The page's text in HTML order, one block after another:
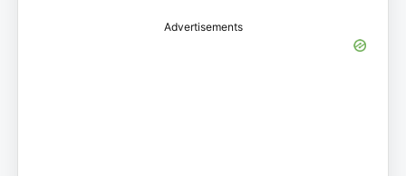
Advertisements